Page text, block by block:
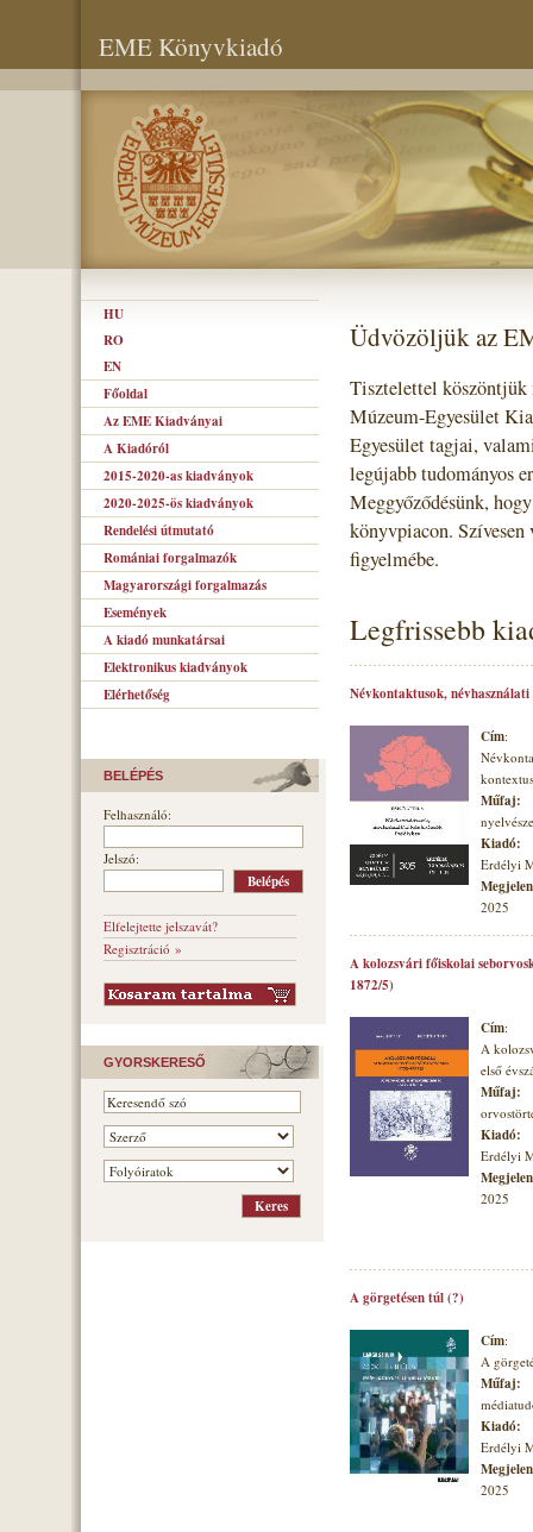
EME Könyvkiadó
HU
RO
EN
Főoldal
Az EME Kiadványai
A Kiadóról
2015-2020-as kiadványok
2020-2025-ös kiadványok
Rendelési útmutató
Romániai forgalmazók
Magyarországi forgalmazás
Események
A kiadó munkatársai
Elektronikus kiadványok
Elérhetőség
BELÉPÉS
Felhasználó:
Jelszó:
Elfelejtette jelszavát?
Regisztráció »
GYORSKERESŐ
Üdvözöljük az
Tisztelettel köszöntjük
Múzeum-Egyesület
Egyesület tagjai,
legújabb tudományos
Meggyőződésünk,
könyvpiacon.
figyelmébe.
Legfrissebb
Névkontaktusok,
Cím:
Műfaj:
Kiadó:
Erdélyi
2025
A kolozsvári főiskolai
1872/5)
Cím:
A
első
Műfaj:
Kiadó:
Erdélyi
2025
A görgetésen túl (?)
Cím:
A
Műfaj:
Kiadó:
Erdélyi
2025